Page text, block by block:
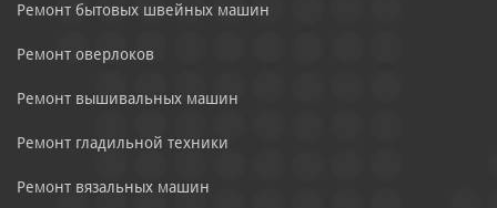
Ремонт бытовых швейных машин
Ремонт оверлоков
Ремонт вышивальных машин
Ремонт гладильной техники
Ремонт вязальных машин